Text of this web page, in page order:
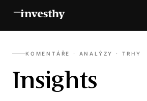
KOMENTÁŘE · ANALÝZY · TRHY
Insights